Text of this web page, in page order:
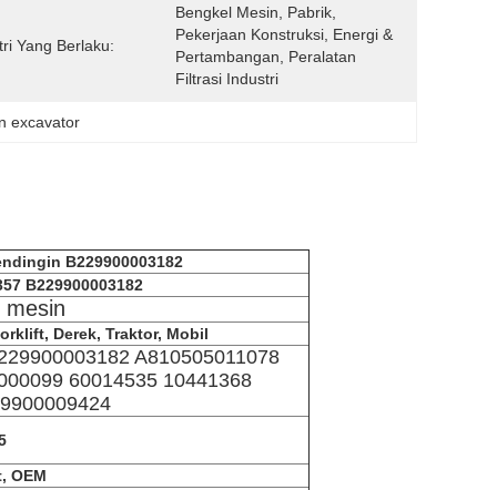
Yang Berlaku:
Bengkel Mesin, Pabrik,
Pekerjaan Konstruksi, Energi &
Pertambangan, Peralatan
Filtrasi Industri
excavator
B229900003182
B229900003182
mesin
Derek, Traktor, Mobil
A810505011078
60014535 10441368
OEM